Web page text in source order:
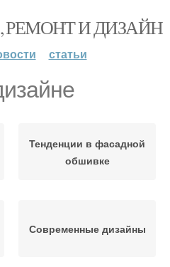
РЕМОНТ И ДИЗАЙН
статьи
Тенденции в фасадной
обшивке
Современные дизайны